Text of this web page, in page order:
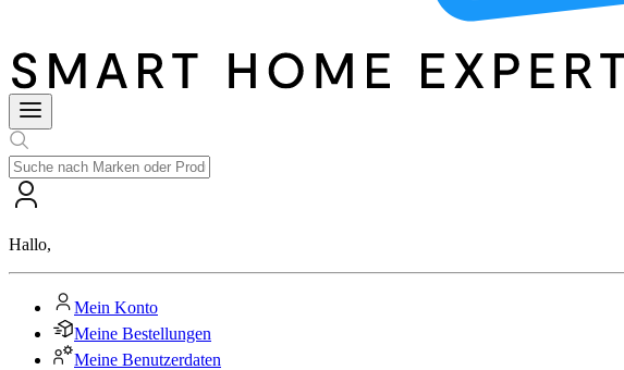
Hallo,
Mein Konto
Meine Bestellungen
Meine Benutzerdaten